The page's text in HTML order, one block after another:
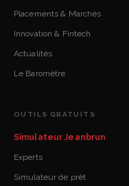
Placements & Marchés
Innovation & Fintech
Actualités
Le Baromètre
OUTILS GRATUITS
Simulateur Jeanbrun
Experts
Simulateur de prêt